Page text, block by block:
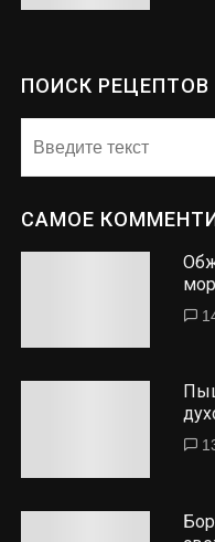
ПОИСК РЕЦЕПТОВ
САМОЕ